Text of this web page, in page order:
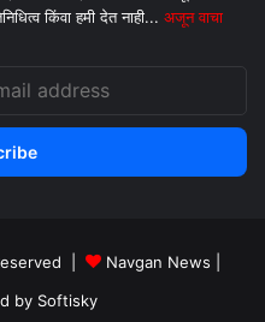
किंवा हमी देत ​​नाही... अजून वाचा
| Navgan News
by Softisky